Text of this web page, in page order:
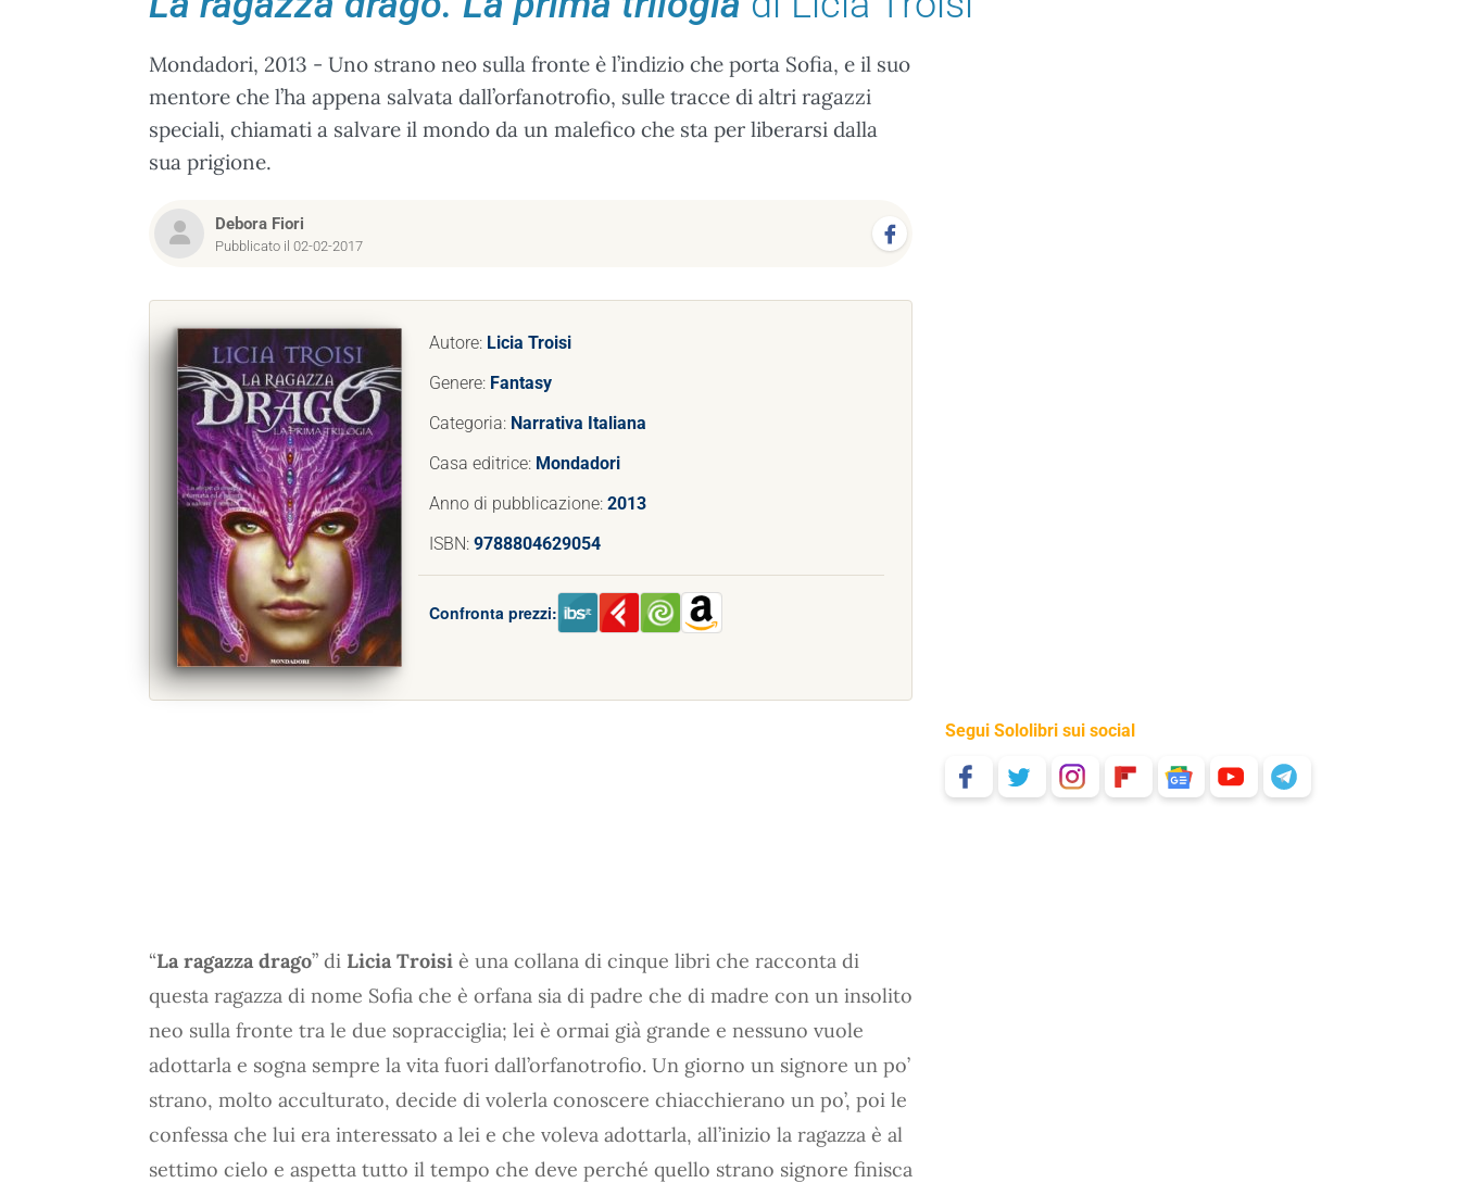
Mondadori, 2013 - Uno strano neo sulla fronte è l’indizio che porta Sofia, e il suo
mentore che l’ha appena salvata dall’orfanotrofio, sulle tracce di altri ragazzi
speciali, chiamati a salvare il mondo da un malefico che sta per liberarsi dalla
sua prigione.
Debora Fiori
Pubblicato il 02-02-2017
Autore: Licia Troisi
Genere: Fantasy
Categoria: Narrativa Italiana
Casa editrice: Mondadori
Anno di pubblicazione: 2013
ISBN: 9788804629054
Confronta prezzi:
“La ragazza drago” di Licia Troisi è una collana di cinque libri che racconta di
questa ragazza di nome Sofia che è orfana sia di padre che di madre con un insolito
neo sulla fronte tra le due sopracciglia; lei è ormai già grande e nessuno vuole
adottarla e sogna sempre la vita fuori dall’orfanotrofio. Un giorno un signore un po’
strano, molto acculturato, decide di volerla conoscere chiacchierano un po’, poi le
confessa che lui era interessato a lei e che voleva adottarla, all’inizio la ragazza è al
settimo cielo e aspetta tutto il tempo che deve perché quello strano signore finisca
Segui Sololibri sui social